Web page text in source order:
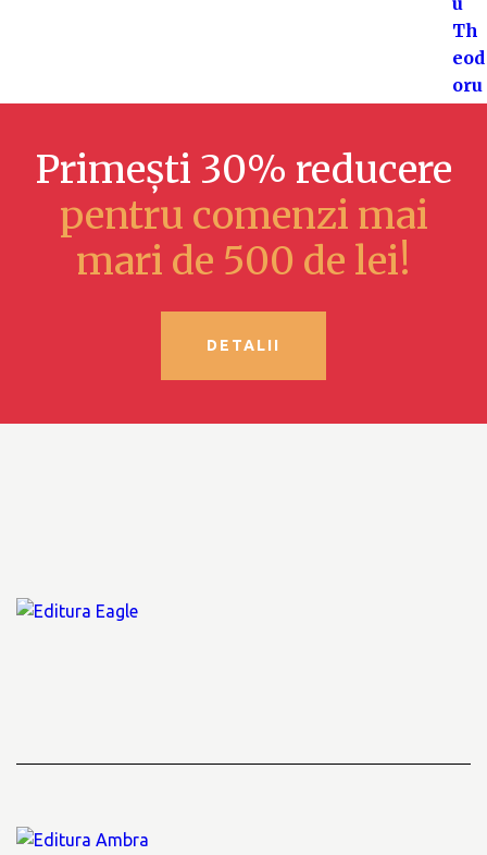
Primești 30% reducere
pentru comenzi mai
mari de 500 de lei!
DETALII